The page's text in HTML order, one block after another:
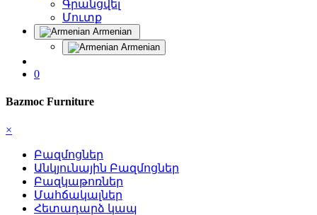
Գրանցվել
Մուտք
Armenian
Armenian
0
Bazmoc Furniture
×
Բազմոցներ
Անկյունային Բազմոցներ
Բազկաթոռներ
Մահճակալներ
Հետադարձ կապ